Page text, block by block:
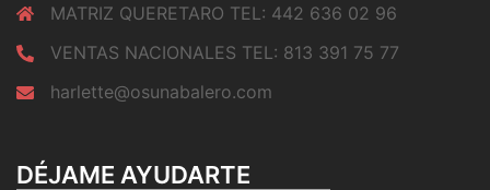
MATRIZ QUERETARO TEL: 442 636 02 96
VENTAS NACIONALES TEL: 813 391 75 77
harlette@osunabalero.com
DÉJAME AYUDARTE